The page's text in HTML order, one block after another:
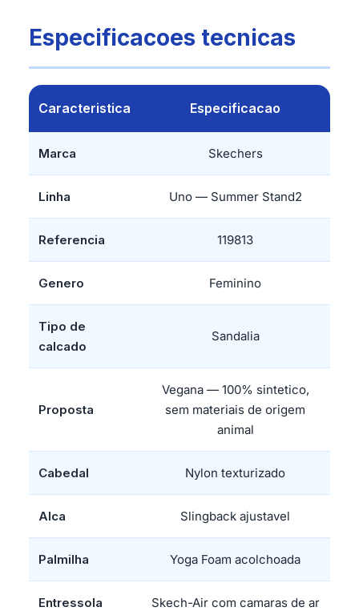
Especificacoes tecnicas
Caracteristica Especificacao
Marca Skechers
Linha Uno — Summer Stand2
Referencia 119813
Genero Feminino
Tipo de
calcado
Sandalia
Proposta
Vegana — 100% sintetico,
sem materiais de origem
animal
Cabedal Nylon texturizado
Alca Slingback ajustavel
Palmilha Yoga Foam acolchoada
Entressola Skech-Air com camaras de ar